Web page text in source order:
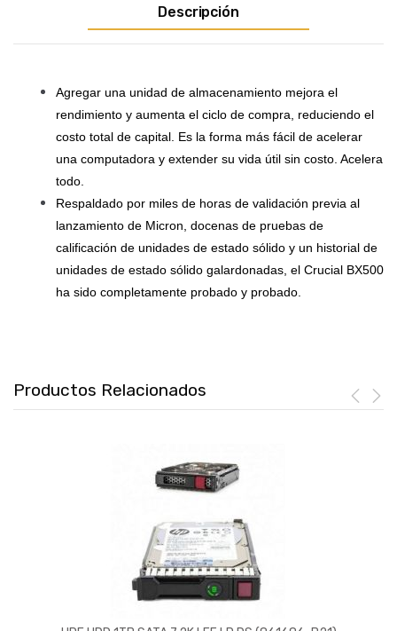
Descripción
Agregar una unidad de almacenamiento mejora el
rendimiento y aumenta el ciclo de compra, reduciendo el
costo total de capital. Es la forma más fácil de acelerar
una computadora y extender su vida útil sin costo. Acelera
todo.
Respaldado por miles de horas de validación previa al
lanzamiento de Micron, docenas de pruebas de
calificación de unidades de estado sólido y un historial de
unidades de estado sólido galardonadas, el Crucial BX500
ha sido completamente probado y probado.
Productos Relacionados